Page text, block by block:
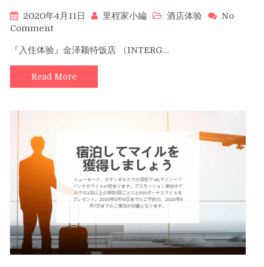
住
台
或
湖
喜
2020年4月11日 里程家小編 酒店体验
No
Commenton
费
茶
泡
饭
体
验』
金
泽
特
饭
店
『入住体验』金泽颖特饭店 （INTERG…
Read More